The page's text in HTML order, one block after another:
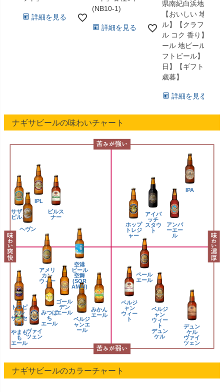
詳細を見る
(NB10-1)
詳細を見る
県南紀白浜地ビー
【おいしい 地ビー
ル】【クラフトビ
ル コク 香り】【ビ
ール 地ビール クラ
フトビール】【父
日】【ギフト】【
歳暮】
詳細を見る
ナギサビールの味わいチャート
アメリ
カン
ウィー
ト
ペール
エール
IPA
みかん
エール
アイパ
ッチ
スタウ
ト
ベルジ
ャン
ウィー
ト
ゴール
デン
エール
みつば
ち
エール
デュン
ケル
ヴァイ
ツェン
ヘヴン
ピルス
ナー
アンバ
ーエー
ル
ベルジ
ャン
ウィー
ト
デュン
ケル
ヴァイ
ツェン
ベルジ
ャンエ
ール
空港
ビール
空舞
(SOR
AMAI)
トロピ
カル
サンセ
ット
ホップ
トレジ
ャー
やまも
も
エール
サザン
ピルス
IPL
ナギサビールのカラーチャート